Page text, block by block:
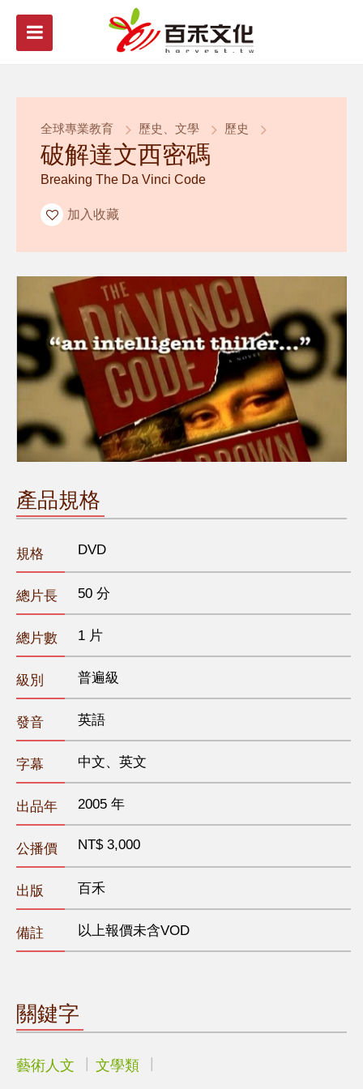
全球專業教育 歷史、文學 歷史
破解達文西密碼
Breaking The Da Vinci Code
加入收藏
產品規格
規格 DVD
總片長 50 分
總片數 1 片
級別 普遍級
發音 英語
字幕 中文、英文
出品年 2005 年
公播價 NT$ 3,000
出版 百禾
備註 以上報價未含VOD
關鍵字
藝術人文 文學類